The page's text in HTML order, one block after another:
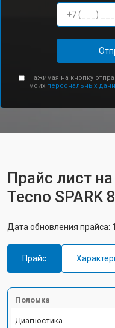
Нажимая на кнопку
моих персональных
Прайс лист
Tecno SPARK
Дата обновления прайса:
Прайс
Поломка
Диагностика